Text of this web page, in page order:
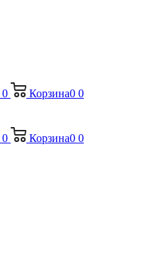
0 Корзина0 0
0 Корзина0 0